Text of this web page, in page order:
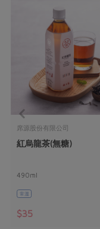
席源股份有限公司
紅烏龍茶(無糖)
490ml
常溫
$35